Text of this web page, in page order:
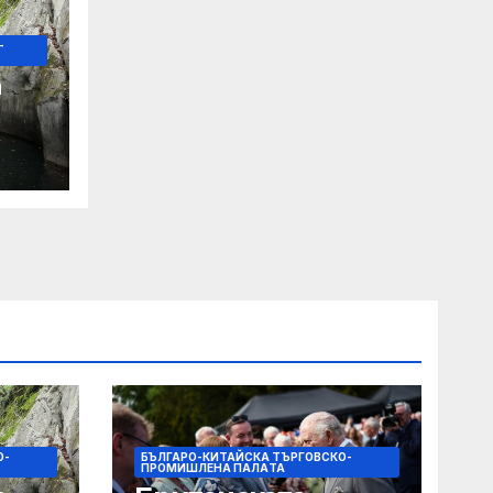
БЪЛГАРО-КИТАЙСКА ТЪРГОВСКО-
ПРОМИШЛЕНА ПАЛAТА